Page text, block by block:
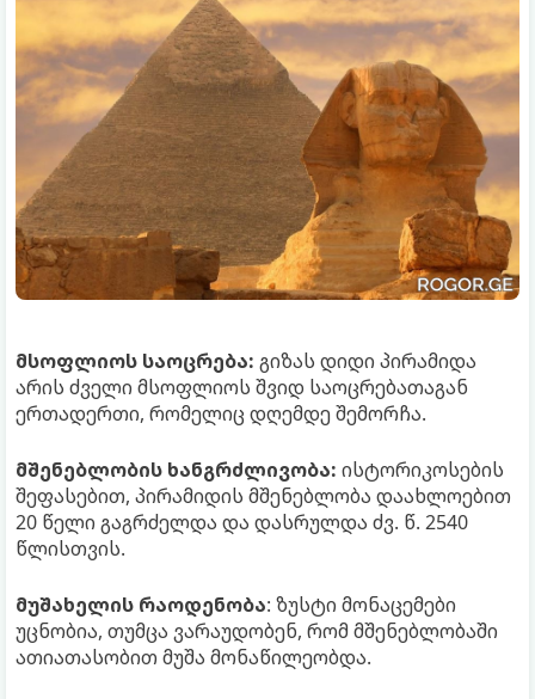
მსოფლიოს საოცრება: გიზას დიდი პირამიდა
არის ძველი მსოფლიოს შვიდ საოცრებათაგან
ერთადერთი, რომელიც დღემდე შემორჩა.
მშენებლობის ხანგრძლივობა: ისტორიკოსების
შეფასებით, პირამიდის მშენებლობა დაახლოებით
20 წელი გაგრძელდა და დასრულდა ძვ. წ. 2540
წლისთვის.​
მუშახელის რაოდენობა: ზუსტი მონაცემები
უცნობია, თუმცა ვარაუდობენ, რომ მშენებლობაში
ათიათასობით მუშა მონაწილეობდა.